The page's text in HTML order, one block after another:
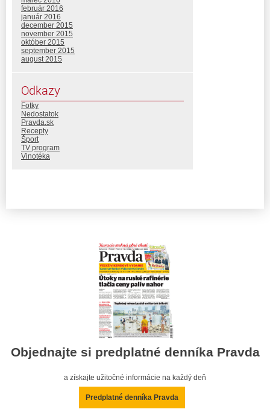
február 2016
január 2016
december 2015
november 2015
október 2015
september 2015
august 2015
Odkazy
Fotky
Nedostatok
Pravda.sk
Recepty
Šport
TV program
Vinotéka
Objednajte si predplatné denníka Pravda
a získajte užitočné informácie na každý deň
Predplatné denníka Pravda